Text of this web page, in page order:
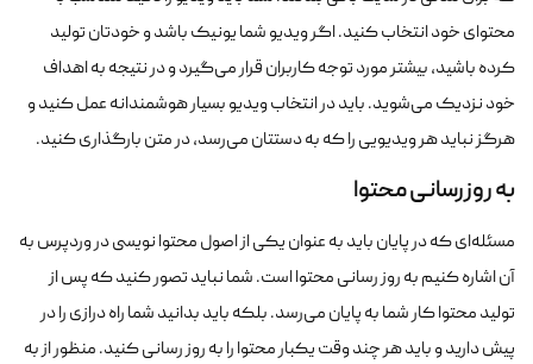
محتوای خود انتخاب کنید. اگر ویدیو شما یونیک باشد و خودتان تولید
کرده باشید، بیشتر مورد توجه کاربران قرار می‌گیرد و در نتیجه به اهداف
خود نزدیک می‌شوید. باید در انتخاب ویدیو بسیار هوشمندانه عمل کنید و
هرگز نباید هر ویدیویی را که به دستتان می‌رسد، در متن بارگذاری کنید.
به روزرسانی محتوا
مسئله‌ای که در پایان باید به عنوان یکی از اصول محتوا نویسی در وردپرس به
آن اشاره کنیم به روز رسانی محتوا است. شما نباید تصور کنید که پس از
تولید محتوا کار شما به پایان می‌رسد. بلکه باید بدانید شما راه درازی را در
پیش دارید و باید هر چند وقت یکبار محتوا را به روز رسانی کنید. منظور از به